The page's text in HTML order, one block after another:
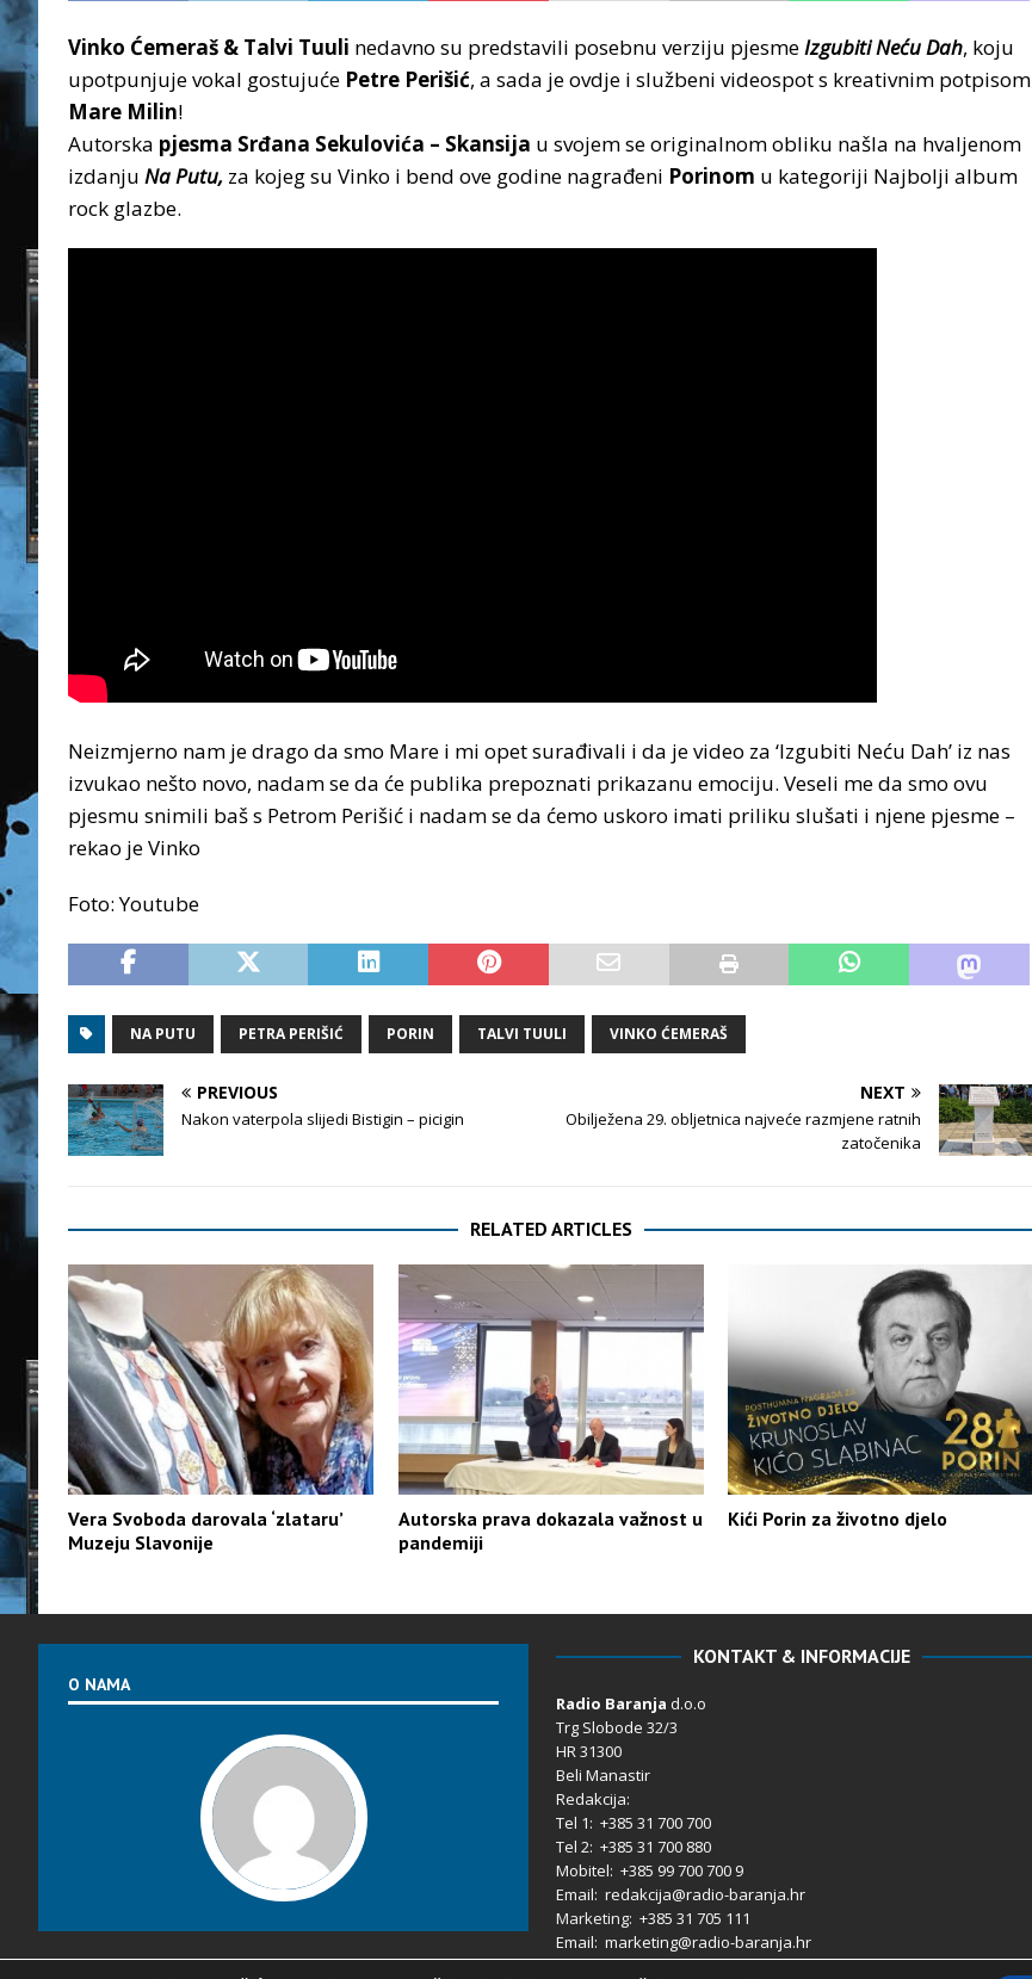
Vinko Ćemeraš & Talvi Tuuli nedavno su predstavili posebnu verziju pjesmeIzgubiti Neću Dah, koju
upotpunjuje vokal gostujuće Petre Perišić, a sada je ovdje i službeni videospot s kreativnim potpisom
Mare Milin!
Autorska pjesma Srđana Sekulovića – Skansija u svojem se originalnom obliku našla na hvaljenom
izdanju Na Putu, za kojeg su Vinko i bend ove godine nagrađeni Porinom u kategoriji Najbolji album
rock glazbe.
Neizmjerno nam je drago da smo Mare i mi opet surađivali i da je video za ‘Izgubiti Neću Dah’ iz nas
izvukao nešto novo, nadam se da će publika prepoznati prikazanu emociju. Veseli me da smo ovu
pjesmu snimili baš s Petrom Perišić i nadam se da ćemo uskoro imati priliku slušati i njene pjesme –
rekao je Vinko
Foto: Youtube
NA PUTU PETRA PERIŠIĆ PORIN TALVI TUULI VINKO ĆEMERAŠ
PREVIOUS
Nakon vaterpola slijedi Bistigin – picigin
NEXT
Obilježena 29. obljetnica najveće razmjene ratnih
zatočenika
RELATED ARTICLES
Vera Svoboda darovala ‘zlataru’
Muzeju Slavonije
Autorska prava dokazala važnost u
pandemiji
Kići Porin za životno djelo
O NAMA
KONTAKT & INFORMACIJE
Radio Baranja d.o.o
Trg Slobode 32/3
HR 31300
Beli Manastir
Redakcija:
Tel 1: +385 31 700 700
Tel 2: +385 31 700 880
Mobitel: +385 99 700 700 9
Email: redakcija@radio-baranja.hr
Marketing: +385 31 705 111
Email: marketing@radio-baranja.hr